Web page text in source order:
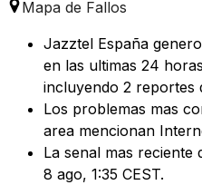
Mapa de Fallos
Jazztel España
en las ultimas 24
incluyendo 2 reportes
Los problemas mas
area mencionan
La senal mas reciente
8 ago, 1:35 CEST.